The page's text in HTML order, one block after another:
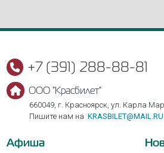
+7 (391) 288-88-81
ООО "Красбилет"
660049, г. Красноярск, ул. Карла
Пишите нам на KRASBILET@MAIL.RU
Афиша